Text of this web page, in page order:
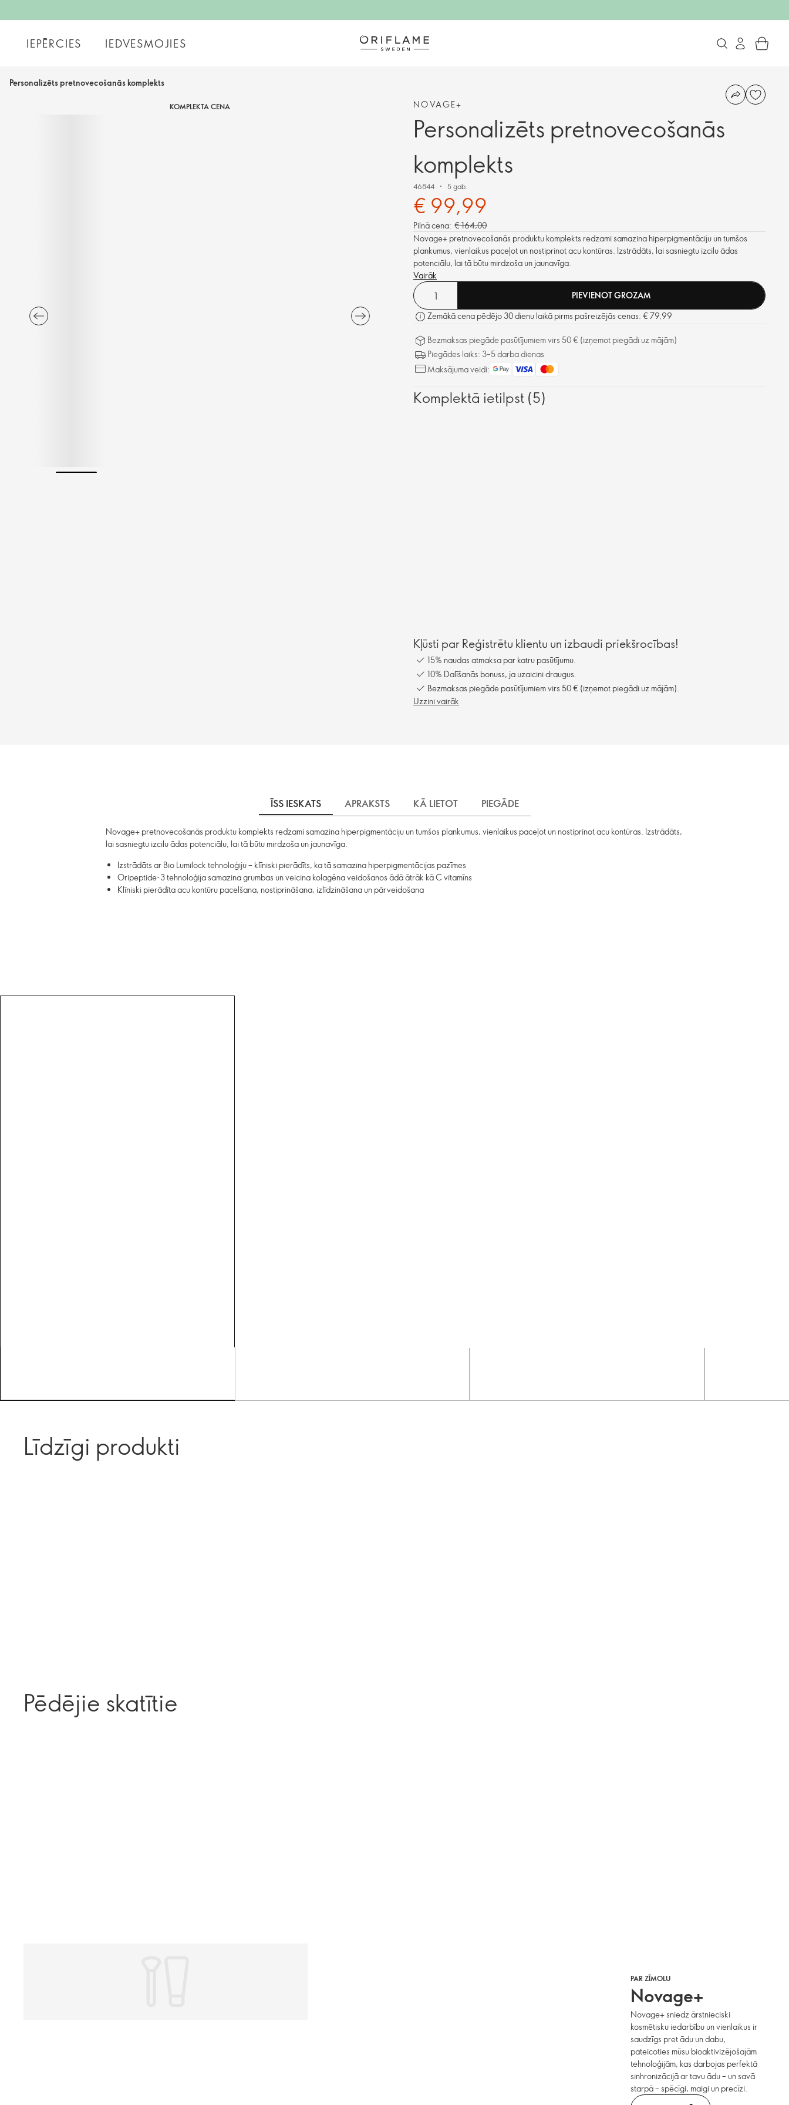
IEPĒRCIES IEDVESMOJIES
Personalizēts pretnovecošanās komplekts
KOMPLEKTA CENA NOVAGE+
Personalizēts pretnovecošanās
komplekts
46844 5 gab.
€ 99,99
Pilnā cena: € 164,00
Novage+ pretnovecošanās produktu komplekts redzami samazina hiperpigmentāciju un tumšos
plankumus, vienlaikus paceļot un nostiprinot acu kontūras. Izstrādāts, lai sasniegtu izcilu ādas
potenciālu, lai tā būtu mirdzoša un jaunavīga.
Vairāk
PIEVIENOT GROZAM
Zemākā cena pēdējo 30 dienu laikā pirms pašreizējās cenas: € 79,99
Bezmaksas piegāde pasūtījumiem virs 50 € (izņemot piegādi uz mājām)
Piegādes laiks: 3–5 darba dienas
Maksājuma veidi:
Komplektā ietilpst (5)
Kļūsti par Reģistrētu klientu un izbaudi priekšrocības!
15% naudas atmaksa par katru pasūtījumu.
10% Dalīšanās bonuss, ja uzaicini draugus.
Bezmaksas piegāde pasūtījumiem virs 50 € (izņemot piegādi uz mājām).
Uzzini vairāk
ĪSS IESKATS APRAKSTS KĀ LIETOT PIEGĀDE
Novage+ pretnovecošanās produktu komplekts redzami samazina hiperpigmentāciju un tumšos plankumus, vienlaikus paceļot un nostiprinot acu kontūras. Izstrādāts,
lai sasniegtu izcilu ādas potenciālu, lai tā būtu mirdzoša un jaunavīga.
Izstrādāts ar Bio Lumilock tehnoloģiju – klīniski pierādīts, ka tā samazina hiperpigmentācijas pazīmes
Oripeptide-3 tehnoloģija samazina grumbas un veicina kolagēna veidošanos ādā ātrāk kā C vitamīns
Klīniski pierādīta acu kontūru pacelšana, nostiprināšana, izlīdzināšana un pārveidošana
Līdzīgi produkti
Pēdējie skatītie
PAR ZĪMOLU
Novage+
Novage+ sniedz ārstnieciski
kosmētisku iedarbību un vienlaikus ir
saudzīgs pret ādu un dabu,
pateicoties mūsu bioaktivizējošajām
tehnoloģijām, kas darbojas perfektā
sinhronizācijā ar tavu ādu – un savā
starpā – spēcīgi, maigi un precīzi.